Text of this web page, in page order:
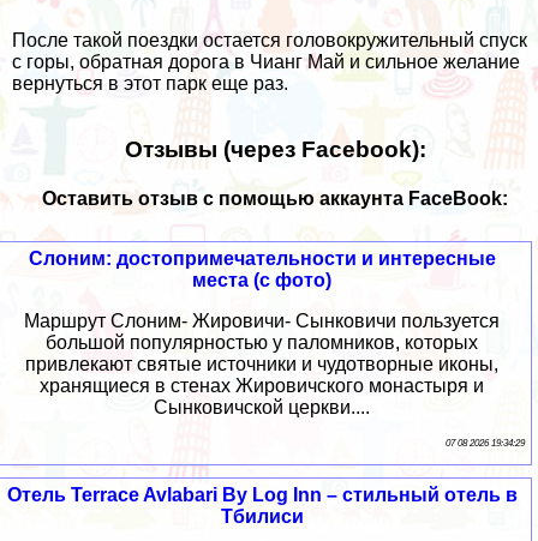
После такой поездки остается головокружительный спуск
с горы, обратная дорога в Чианг Май и сильное желание
вернуться в этот парк еще раз.
Отзывы (через Facebook):
Оставить отзыв с помощью аккаунта FaceBook:
Слоним: достопримечательности и интересные
места (с фото)
Маршрут Слоним- Жировичи- Сынковичи пользуется
большой популярностью у паломников, которых
привлекают святые источники и чудотворные иконы,
хранящиеся в стенах Жировичского монастыря и
Сынковичской церкви....
07 08 2026 19:34:29
Отель Terrace Avlabari By Log Inn – стильный отель в
Тбилиси